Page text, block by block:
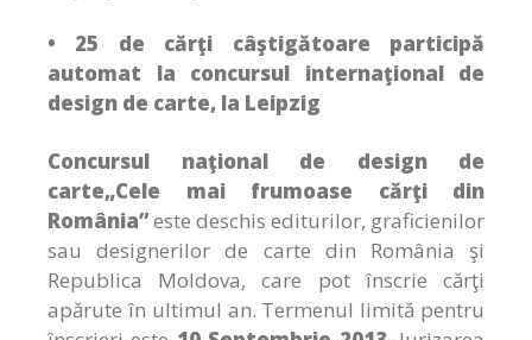
• 25 de cărţi câştigătoare participă
automat la concursul internaţional de
design de carte, la Leipzig
Concursul naţional de design de
carte„Cele mai frumoase cărţi din
România”este deschis editurilor, graficienilor
sau designerilor de carte din România şi
Republica Moldova, care pot înscrie cărţi
apărute în ultimul an. Termenul limită pentru